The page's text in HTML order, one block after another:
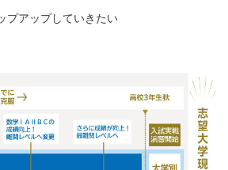
プアップしていきたい